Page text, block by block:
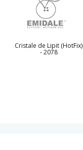
Cristale de Lipit (HotFix)
- 2078